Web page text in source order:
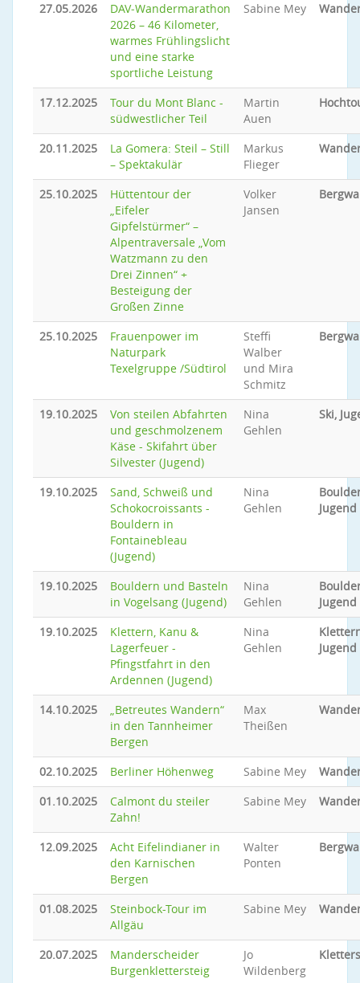
27.05.2026
DAV‑Wandermarathon
2026 – 46 Kilometer,
warmes Frühlingslicht
und eine starke
sportliche Leistung
Sabine Mey
17.12.2025
Tour du Mont Blanc -
südwestlicher Teil
Martin
Auen
20.11.2025
La Gomera: Steil – Still
– Spektakulär
Markus
Flieger
25.10.2025
Hüttentour der
„Eifeler
Gipfelstürmer“ –
Alpentraversale „Vom
Watzmann zu den
Drei Zinnen“ +
Besteigung der
Großen Zinne
Volker
Jansen
25.10.2025
Frauenpower im
Naturpark
Texelgruppe /Südtirol
Steffi
Walber
und Mira
Schmitz
19.10.2025
Von steilen Abfahrten
und geschmolzenem
Käse - Skifahrt über
Silvester (Jugend)
Nina
Gehlen
Ski,
19.10.2025
Sand, Schweiß und
Schokocroissants -
Bouldern in
Fontainebleau
(Jugend)
Nina
Gehlen
Jugend
19.10.2025
Bouldern und Basteln
in Vogelsang (Jugend)
Nina
Gehlen
Jugend
19.10.2025
Klettern, Kanu &
Lagerfeuer -
Pfingstfahrt in den
Ardennen (Jugend)
Nina
Gehlen
Jugend
14.10.2025
„Betreutes Wandern“
in den Tannheimer
Bergen
Max
Theißen
02.10.2025 Berliner Höhenweg Sabine Mey
01.10.2025
Calmont du steiler
Zahn!
Sabine Mey
12.09.2025
Acht Eifelindianer in
den Karnischen
Bergen
Walter
Ponten
01.08.2025
Steinbock-Tour im
Allgäu
Sabine Mey
20.07.2025
Manderscheider
Burgenklettersteig
Jo
Wildenberg